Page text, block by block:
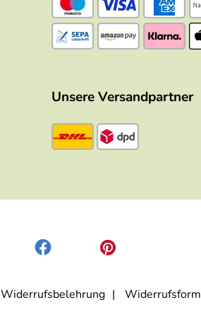
Unsere Versandpartner
Widerrufsbelehrung